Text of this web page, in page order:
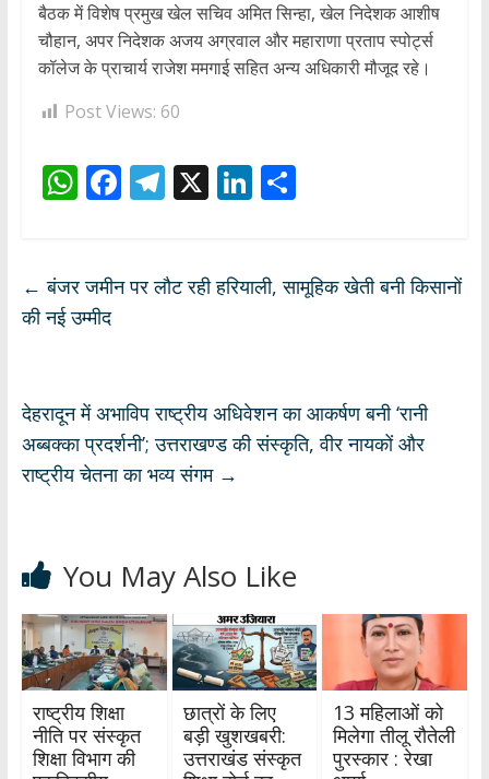
बैठक में विशेष प्रमुख खेल सचिव अमित सिन्हा, खेल निदेशक आशीष
चौहान, अपर निदेशक अजय अग्रवाल और महाराणा प्रताप स्पोर्ट्स
कॉलेज के प्राचार्य राजेश ममगाई सहित अन्य अधिकारी मौजूद रहे।
Post Views: 60
W
s
A
p
F
b
k
T
gr
X Li
e
S
e
← बंजर जमीन पर लौट रही हरियाली, सामूहिक खेती बनी किसानों
की नई उम्मीद
देहरादून में अभाविप राष्ट्रीय अधिवेशन का आकर्षण बनी ‘रानी
अब्बक्का प्रदर्शनी’; उत्तराखण्ड की संस्कृति, वीर नायकों और
राष्ट्रीय चेतना का भव्य संगम →
You May Also Like
राष्ट्रीय शिक्षा
नीति पर संस्कृत
शिक्षा विभाग की
छात्रों के लिए
बड़ी खुशखबरी:
उत्तराखंड संस्कृत
13 महिलाओं को
मिलेगा तीलू रौतेली
पुरस्कार : रेखा